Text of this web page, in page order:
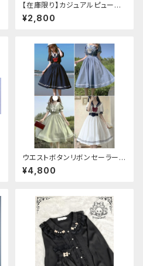
【在庫限り】カジュアルピューリ
タンカラープレッピーブラウス
¥2,800
ウエストボタンリボンセーラーワ
ンピース
¥4,800